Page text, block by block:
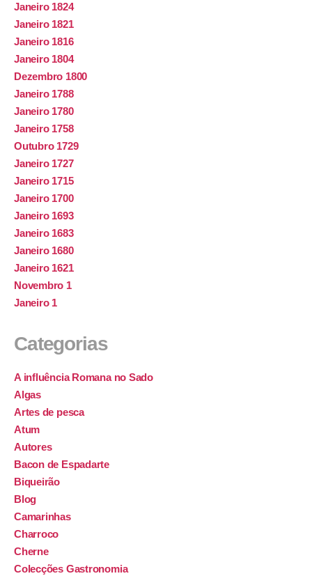
Janeiro 1824
Janeiro 1821
Janeiro 1816
Janeiro 1804
Dezembro 1800
Janeiro 1788
Janeiro 1780
Janeiro 1758
Outubro 1729
Janeiro 1727
Janeiro 1715
Janeiro 1700
Janeiro 1693
Janeiro 1683
Janeiro 1680
Janeiro 1621
Novembro 1
Janeiro 1
Categorias
A influência Romana no Sado
Algas
Artes de pesca
Atum
Autores
Bacon de Espadarte
Biqueirão
Blog
Camarinhas
Charroco
Cherne
Colecções Gastronomia